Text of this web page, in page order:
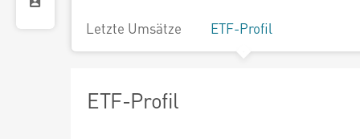
Letzte Umsätze ETF-Profil
ETF-Profil